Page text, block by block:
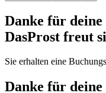
Danke für
DasProst freut
Sie erhalten eine
Danke für